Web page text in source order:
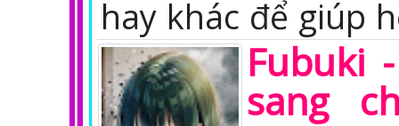
hay khác để giúp
Fubuki
sang